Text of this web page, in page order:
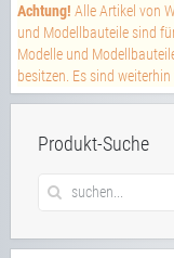
Achtung! Alle Artikel von
und Modellbauteile sind
Modelle und
besitzen. Es sind
Produkt-Suche